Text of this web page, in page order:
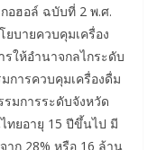
อฮอล์ ฉบับที่ 2 พ.ศ.
บายควบคุมเครื่อง
ให้อำนาจกลไกระดับ
ารควบคุมเครื่องดื่ม
มการระดับจังหวัด
ทยอายุ 15 ปีขึ้นไป มี
ก 28% หรือ 16 ล้าน